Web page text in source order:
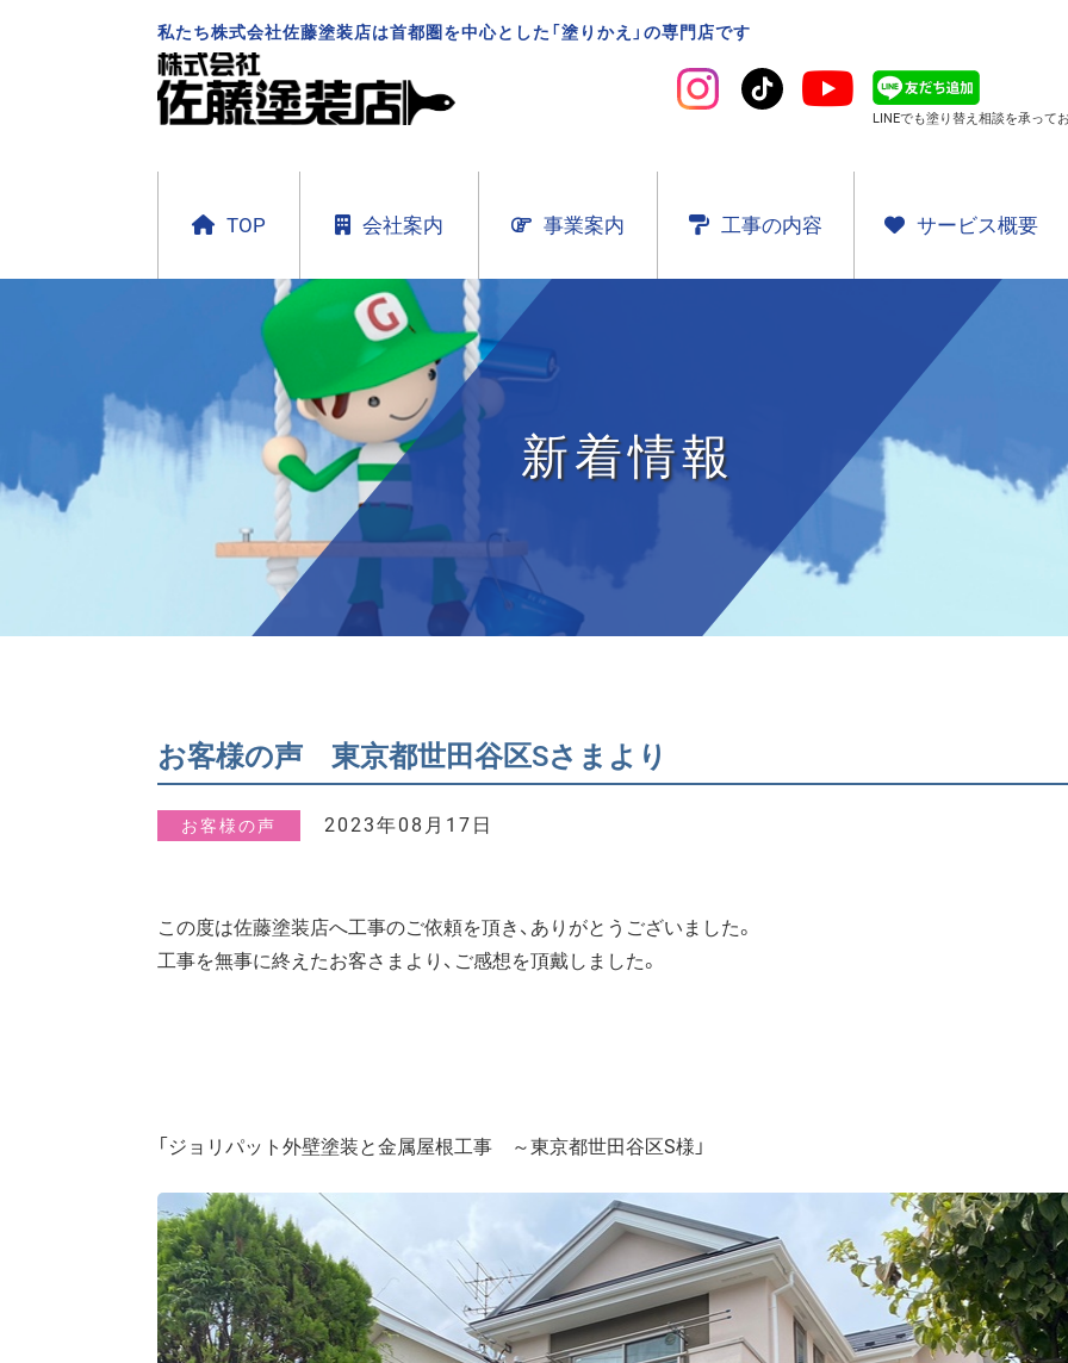
私たち株式会社佐藤塗装店は首都圏を中心とした「塗りかえ」の専門店です
LINEでも塗り替え相談を承って
TOP 会社案内 事業案内 工事の内容 サービス概要
新着情報
お客様の声 東京都世田谷区Sさまより
お客様の声 2023年08月17日
この度は佐藤塗装店へ工事のご依頼を頂き、ありがとうございました。
工事を無事に終えたお客さまより、ご感想を頂戴しました。
「ジョリパット外壁塗装と金属屋根工事 ～東京都世田谷区S様」